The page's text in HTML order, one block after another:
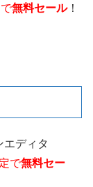
無料セール！
エディタ
で無料セー